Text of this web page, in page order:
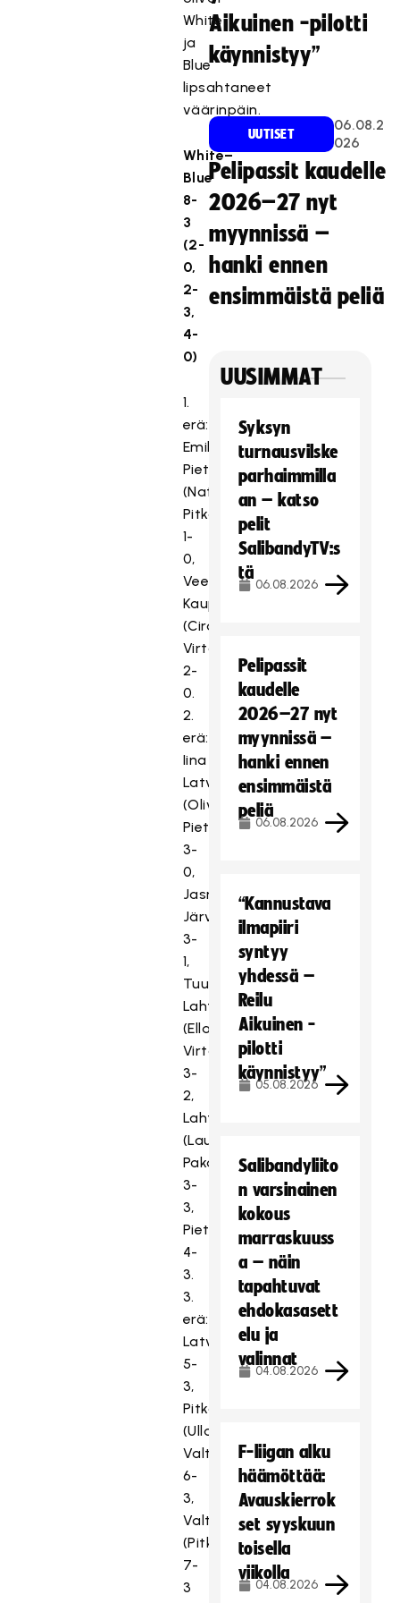
White
ja
Blue
lipsahtaneet
väärinpäin.
White–
Blue
8-
3
(2-
0,
2-
3,
4-
0)
1.
erä:
Emilia
Pietilä
(Natalia
Pitkäkangas)
1-
0,
Veera
Kauppi
(Cira
Virta)
2-
0.
2.
erä:
Iina
Latvala
(Olivia
Pietilä)
3-
0,
Jasmiina
Järvinen
3-
1,
Tuulia
Lahti
(Ella
Virtanen)
3-
2,
Lahti
(Laura
Pakarinen)
3-
3,
Pietilä
4-
3.
3.
erä:
Latvala
5-
3,
Pitkäkangas
(Ulla
Valtola)
6-
3,
Valtola
(Pitkäkangas)
7-
3
Aikuinen -pilotti
käynnistyy”
UUTISET
06.08.2
026
Pelipassit kaudelle
2026–27 nyt
myynnissä –
hanki ennen
ensimmäistä peliä
UUSIMMAT
Syksyn
turnausvilske
parhaimmilla
an – katso
pelit
SalibandyTV:s
tä
06.08.2026
Pelipassit
kaudelle
2026–27 nyt
myynnissä –
hanki ennen
ensimmäistä
peliä
06.08.2026
“Kannustava
ilmapiiri
syntyy
yhdessä –
Reilu
Aikuinen -
pilotti
käynnistyy”
05.08.2026
Salibandyliito
n varsinainen
kokous
marraskuuss
a – näin
tapahtuvat
ehdokasasett
elu ja
valinnat
04.08.2026
F-liigan alku
häämöttää:
Avauskierrok
set syyskuun
toisella
viikolla
04.08.2026